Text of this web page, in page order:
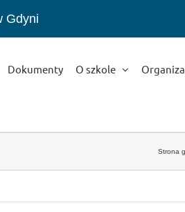
Gdyni
Dokumenty O szkole
Strona